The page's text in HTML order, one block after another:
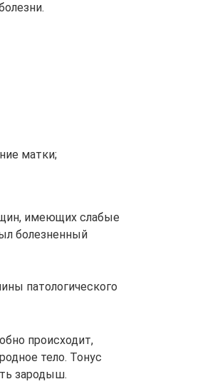
матки;
имеющих слабые
болезненный
патологического
происходит,
тело. Тонус
зародыш.